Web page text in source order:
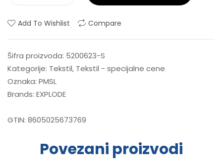
Add To Wishlist Compare
Šifra proizvoda: 5200623-S
Kategorije: Tekstil, Tekstil - specijalne cene
Oznaka: PMSL
Brands: EXPLODE
GTIN: 8605025673769
Povezani proizvodi